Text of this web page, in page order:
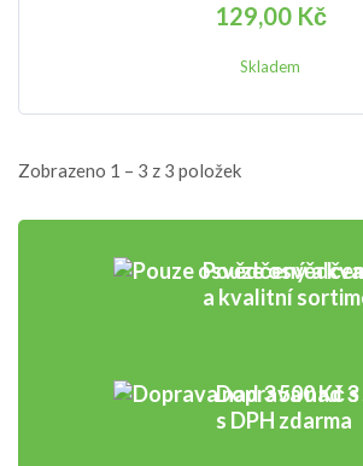
129,00 Kč
Skladem
Zobrazeno 1 – 3 z 3 položek
Pouze
a kvalitní
Doprava nad 3
s DPH zdarma